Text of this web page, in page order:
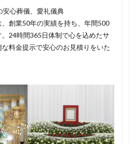
安心葬儀、愛礼儀典
創業50年の実績を持ち、年間500
24時間365日体制で心を込めたサ
料金提示で安心のお見積りをいた